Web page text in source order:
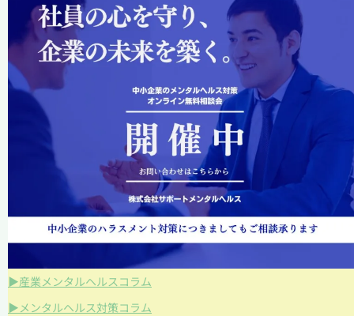
▶産業メンタルヘルスコラム
▶メンタルヘルス対策コラム